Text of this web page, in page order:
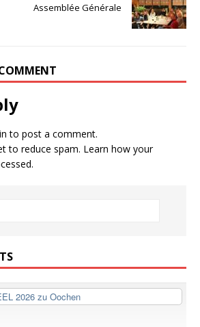
Assemblée Générale
to post a comment.
to reduce spam. Learn how your
2026 zu Oochen